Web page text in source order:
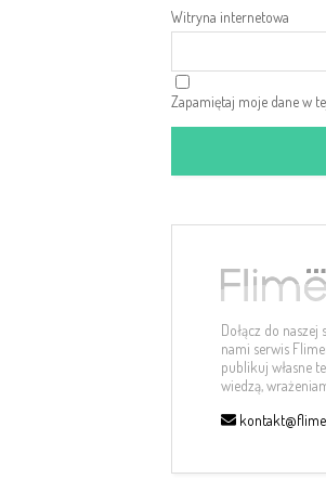
Witryna internetowa
Zapamiętaj moje dane w
Dołącz do
nami serwis
publikuj własne
wiedzą,